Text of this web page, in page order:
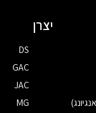
יצרן
DS
GAC
JAC
MG